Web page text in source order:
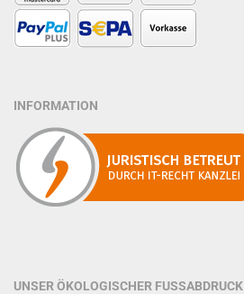
INFORMATION
UNSER ÖKOLOGISCHER FUSSABDRUCK